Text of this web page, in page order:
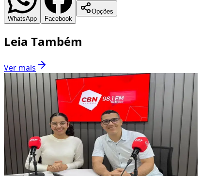
WhatsApp Facebook
Opções
Leia Também
Ver mais